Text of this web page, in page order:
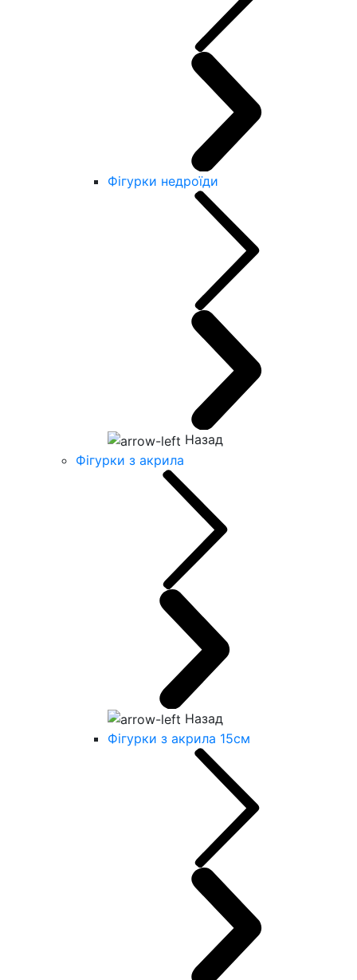
Фігурки недроїди
Назад
Фігурки з акрила
Назад
Фігурки з акрила 15см